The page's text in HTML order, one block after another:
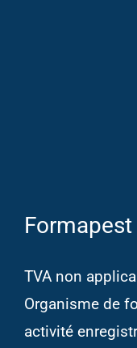
Formapest
TVA non
Organisme de
activité